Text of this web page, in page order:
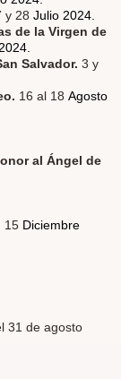
y 28 Julio 2024.
de la Virgen de
Salvador. 3 y
16 al 18 Agosto
al Ángel de
15 Diciembre
31 de agosto